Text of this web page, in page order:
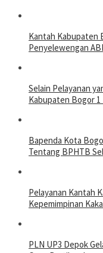
Kantah Kabupaten
Penyelewengan
Selain Pelayanan
Kabupaten Bogor 1
Bapenda Kota
Tentang BPHTB
Pelayanan Kantah
Kepemimpinan
PLN UP3 Depok